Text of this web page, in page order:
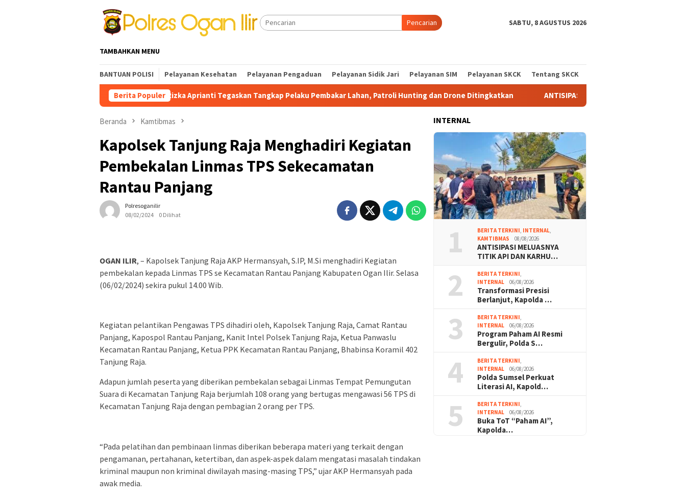
Pencarian SABTU, 8 AGUSTUS 2026
TAMBAHKAN MENU
BANTUAN POLISI Pelayanan Kesehatan Pelayanan Pengaduan Pelayanan Sidik Jari Pelayanan SIM Pelayanan SKCK Tentang SKCK
Berita Populer
Kapolres Ogan Ilir AKBP Rizka Aprianti Tegaskan Tangkap Pelaku Pembakar Lahan, Patroli Hunting dan Drone Ditingkatkan ANTISIPASI MELUASNYA TITIK API DAN KARHUTLA,
Beranda Kamtibmas
Kapolsek Tanjung Raja Menghadiri Kegiatan
Pembekalan Linmas TPS Sekecamatan
Rantau Panjang
Polresoganilir
08/02/2024
0 Dilihat
OGAN ILIR, – Kapolsek Tanjung Raja AKP Hermansyah, S.IP, M.Si menghadiri Kegiatan
pembekalan kepada Linmas TPS se Kecamatan Rantau Panjang Kabupaten Ogan Ilir. Selasa
(06/02/2024) sekira pukul 14.00 Wib.
Kegiatan pelantikan Pengawas TPS dihadiri oleh, Kapolsek Tanjung Raja, Camat Rantau
Panjang, Kapospol Rantau Panjang, Kanit Intel Polsek Tanjung Raja, Ketua Panwaslu
Kecamatan Rantau Panjang, Ketua PPK Kecamatan Rantau Panjang, Bhabinsa Koramil 402
Tanjung Raja.
Adapun jumlah peserta yang diberikan pembekalan sebagai Linmas Tempat Pemungutan
Suara di Kecamatan Tanjung Raja berjumlah 108 orang yang bertugas mengawasi 56 TPS di
Kecamatan Tanjung Raja dengan pembagian 2 orang per TPS.
“Pada pelatihan dan pembinaan linmas diberikan beberapa materi yang terkait dengan
pengamanan, pertahanan, ketertiban, dan aspek-aspek dalam mengatasi masalah tindakan
kriminal maupun non kriminal diwilayah masing-masing TPS,” ujar AKP Hermansyah pada
awak media.
INTERNAL
1 BERITA TERKINI INTERNAL
KAMTIBMAS
08/08/2026
ANTISIPASI MELUASNYA
TITIK API DAN KARHU…
2 BERITA TERKINI
INTERNAL
06/08/2026
Transformasi Presisi
Berlanjut, Kapolda …
3 BERITA TERKINI
INTERNAL
06/08/2026
Program Paham AI Resmi
Bergulir, Polda S…
4 BERITA TERKINI
INTERNAL
06/08/2026
Polda Sumsel Perkuat
Literasi AI, Kapold…
5 BERITA TERKINI
INTERNAL
06/08/2026
Buka ToT “Paham AI”,
Kapolda…